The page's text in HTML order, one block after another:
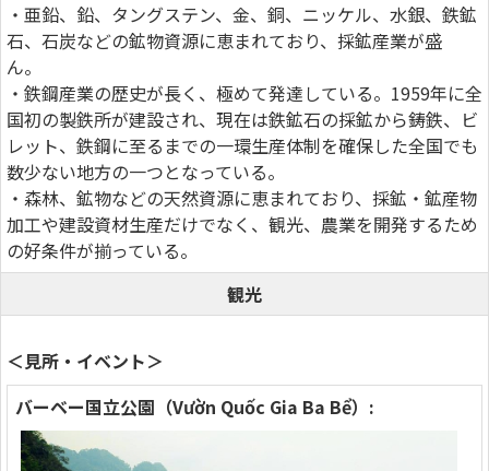
・亜鉛、鉛、タングステン、金、銅、ニッケル、水銀、鉄鉱
石、石炭などの鉱物資源に恵まれており、採鉱産業が盛
ん。
・鉄鋼産業の歴史が長く、極めて発達している。1959年に全
国初の製鉄所が建設され、現在は鉄鉱石の採鉱から鋳鉄、ビ
レット、鉄鋼に至るまでの一環生産体制を確保した全国でも
数少ない地方の一つとなっている。
・森林、鉱物などの天然資源に恵まれており、採鉱・鉱産物
加工や建設資材生産だけでなく、観光、農業を開発するため
の好条件が揃っている。
観光
＜見所・イベント＞
バーベー国立公園（Vườn Quốc Gia Ba Bể）: